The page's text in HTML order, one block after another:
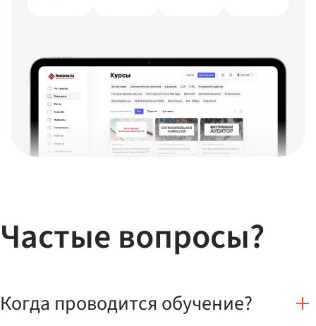
Частые вопросы?
Когда проводится обучение?